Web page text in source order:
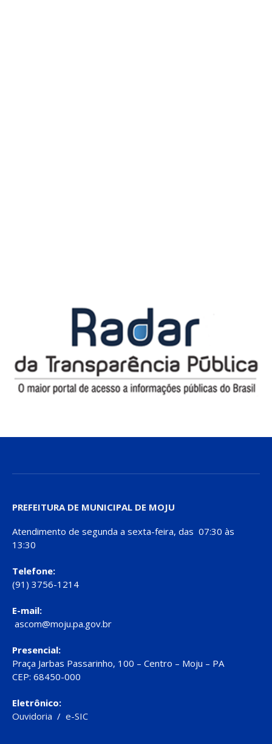
PREFEITURA DE MUNICIPAL DE MOJU
Atendimento de segunda a sexta-feira, das 07:30 às
13:30
Telefone:
(91) 3756-1214
E-mail:
ascom@moju.pa.gov.br
Presencial:
Praça Jarbas Passarinho, 100 – Centro – Moju – PA
CEP: 68450-000
Eletrônico:
Ouvidoria / e-SIC